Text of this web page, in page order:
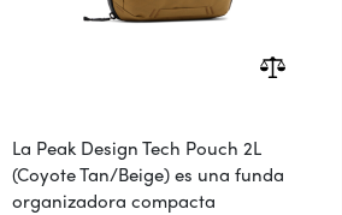
La Peak Design Tech Pouch 2L
(Coyote Tan/Beige) es una funda
organizadora compacta